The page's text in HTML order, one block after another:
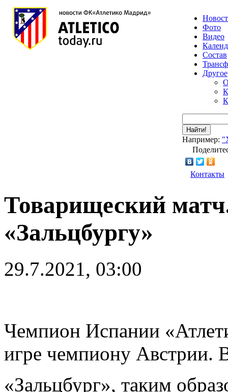
Фото
Видео
Состав
Другое
Найти!
Например:
Контакты
Товарищеский
«Зальцбургу»
29.7.2021, 03:00
Чемпион Испании
игре чемпиону Австрии.
«Зальцбург», таким